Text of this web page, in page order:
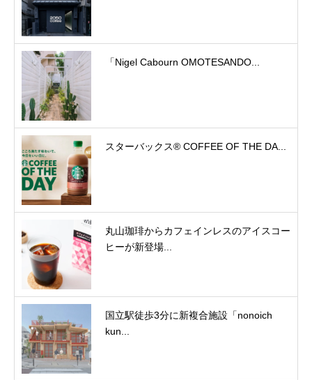
「Nigel Cabourn OMOTESANDO...
スターバックス® COFFEE OF THE DA...
丸山珈琲からカフェインレスのアイスコー
ヒーが新登場...
国立駅徒歩3分に新複合施設「nonoich
kun...